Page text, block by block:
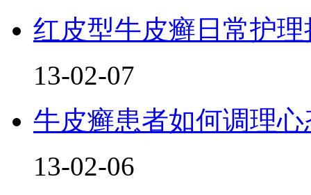
红皮型牛皮癣日常护
13-02-07
牛皮癣患者如何调理心
13-02-06